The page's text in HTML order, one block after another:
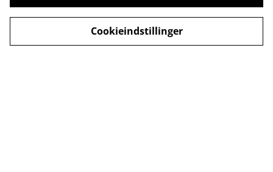
Kontakt os Åbningstider
Betingelser Fortrolighedspolitik
Cookieindstillinger